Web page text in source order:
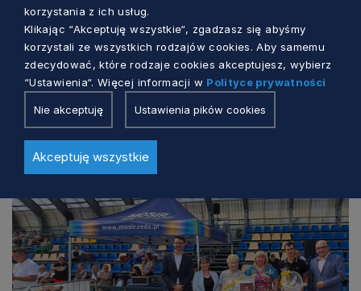
Zobacz również
korzystania z ich usług.
Klikając “Akceptuję wszystkie“, zgadzasz się abyśmy
korzystali ze wszystkich rodzajów cookies. Aby samemu
zdecydować, które rodzaje cookies akceptujesz, wybierz
“Ustawienia“. Więcej informacji w Polityce prywatności
Nie akceptuję Ustawienia pików cookies
Akceptuję wszystkie